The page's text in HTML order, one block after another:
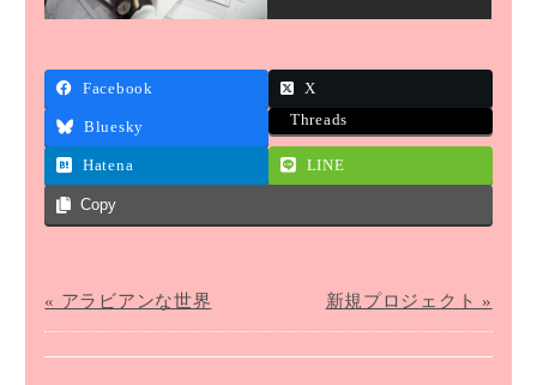
Facebook X
Bluesky Threads
Hatena LINE
Copy
« アラビアンな世界 新規プロジェクト »